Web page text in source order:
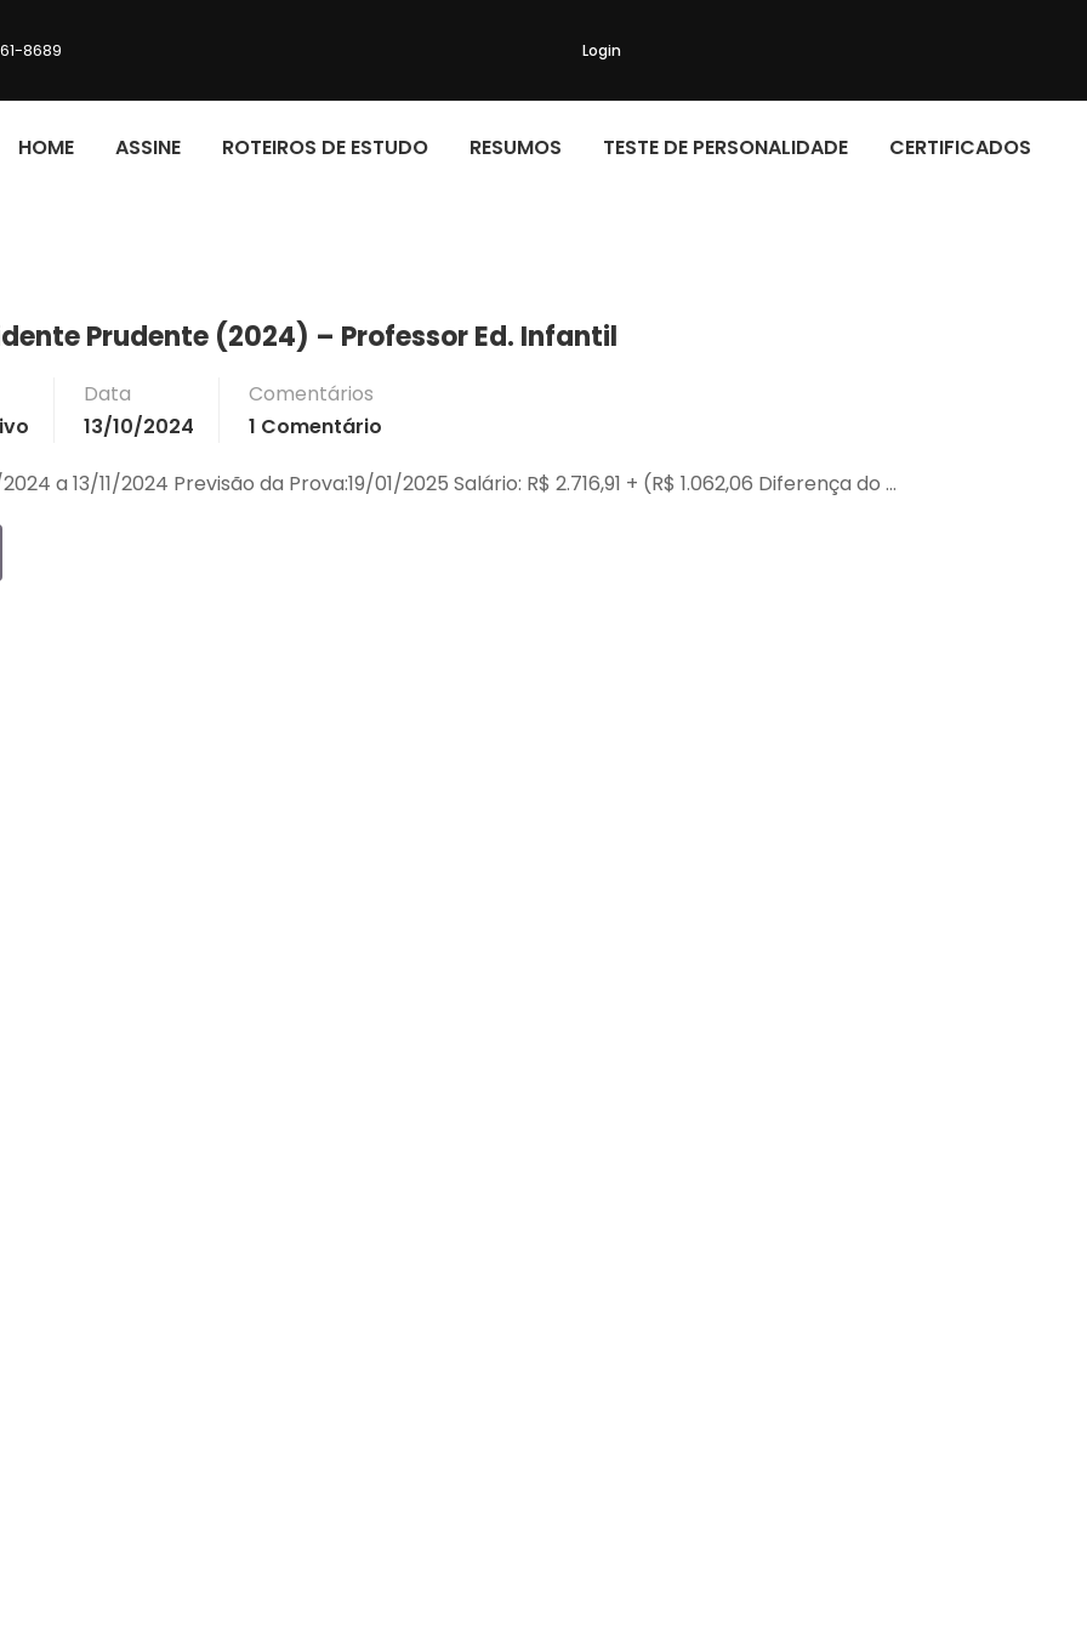
8689 Login
HOME ASSINE ROTEIROS DE ESTUDO RESUMOS TESTE DE PERSONALIDADE CERTIFICADOS
Prudente (2024) – Professor Ed. Infantil
Data
13/10/2024
Comentários
1 Comentário
a 13/11/2024 Previsão da Prova:19/01/2025 Salário: R$ 2.716,91 + (R$ 1.062,06 Diferença do …